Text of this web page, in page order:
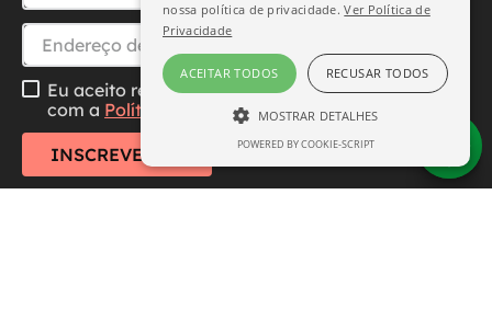
Eu aceito receber essa newsletter, li e concordo
com a Política de Privacidade
INSCREVER-SE
nossa política de privacidade.Ver Política de
Privacidade
ACEITAR TODOS RECUSAR TODOS
MOSTRAR DETALHES
ESTRITAMENTE NECESSÁRIO
POWERED BY COOKIE-SCRIPT